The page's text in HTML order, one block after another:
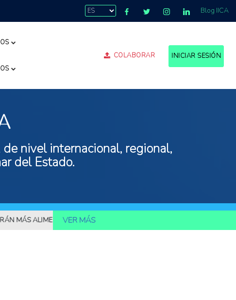
Blog IICA
COLABORAR INICIAR SESIÓN
nivel internacional, regional,
del Estado.
ALIMENTOS10.000 MILLONES DE PERSONAS DEBERÁN SER
VER MÁS